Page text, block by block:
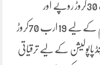
انوویٹ پنجاب پروگرام کیلئے 12ارب 30کروڑ روپے اور
ایکسیلیریٹ پنجاب ٹیک سکلز پروگرام کے لیے 19ارب 70کروڑ
کے لیے ترقیاتی